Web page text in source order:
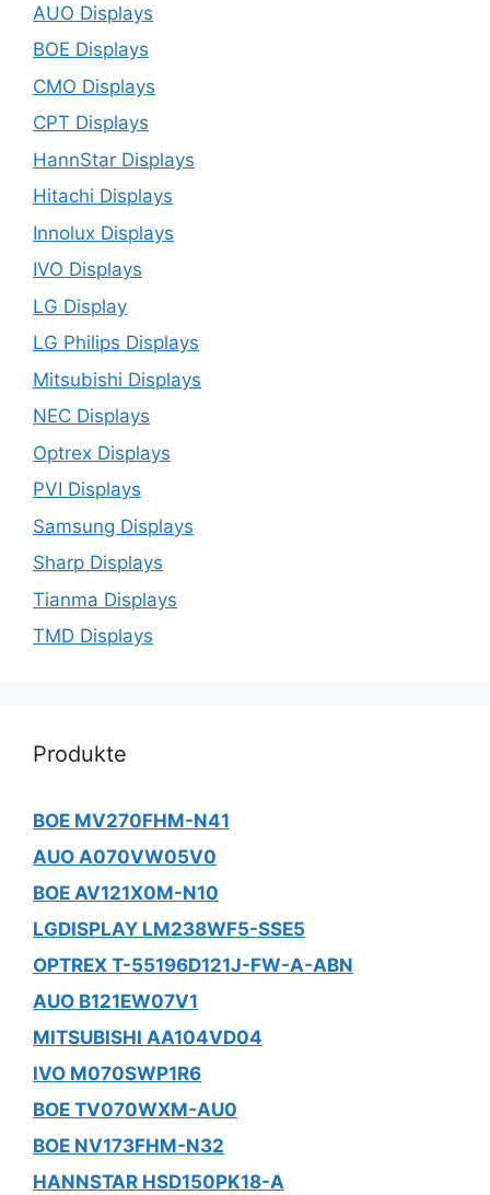
AUO Displays
BOE Displays
CMO Displays
CPT Displays
HannStar Displays
Hitachi Displays
Innolux Displays
IVO Displays
LG Display
LG Philips Displays
Mitsubishi Displays
NEC Displays
Optrex Displays
PVI Displays
Samsung Displays
Sharp Displays
Tianma Displays
TMD Displays
Produkte
BOE MV270FHM-N41
AUO A070VW05V0
BOE AV121X0M-N10
LGDISPLAY LM238WF5-SSE5
OPTREX T-55196D121J-FW-A-ABN
AUO B121EW07V1
MITSUBISHI AA104VD04
IVO M070SWP1R6
BOE TV070WXM-AU0
BOE NV173FHM-N32
HANNSTAR HSD150PK18-A